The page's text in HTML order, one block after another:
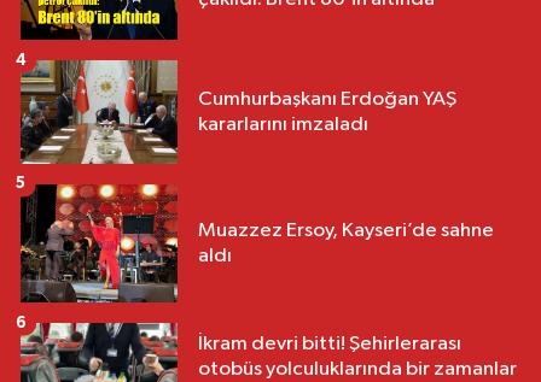
Cumhurbaşkanı Erdoğan YAŞ
kararlarını imzaladı
4
Muazzez Ersoy, Kayseri’de sahne
aldı
5
İkram devri bitti! Şehirlerarası
otobüs yolculuklarında bir zamanlar
6